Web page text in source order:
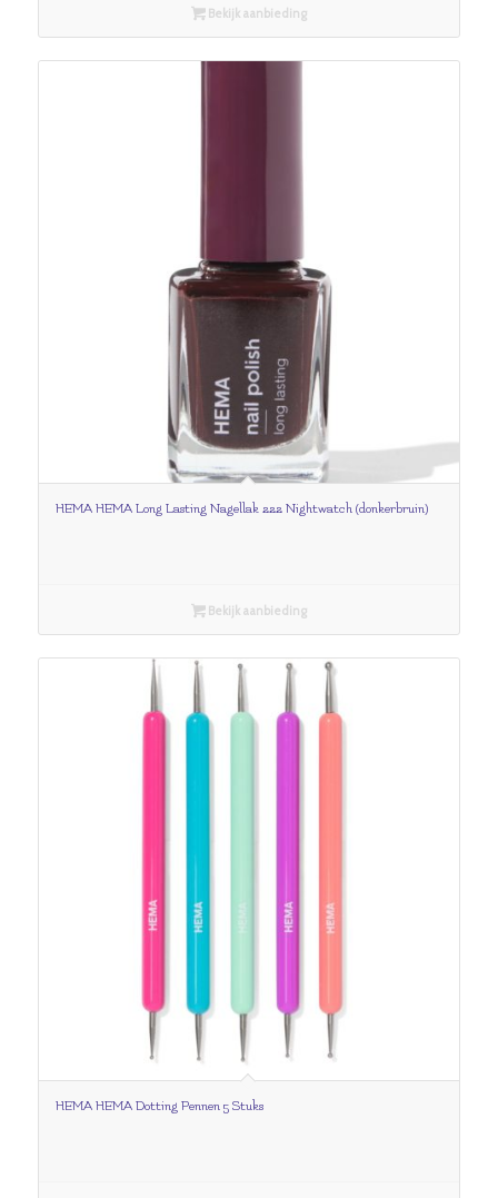
Bekijk aanbieding
HEMA HEMA Long Lasting Nagellak 222 Nightwatch (donkerbruin)
Bekijk aanbieding
HEMA HEMA Dotting Pennen 5 Stuks